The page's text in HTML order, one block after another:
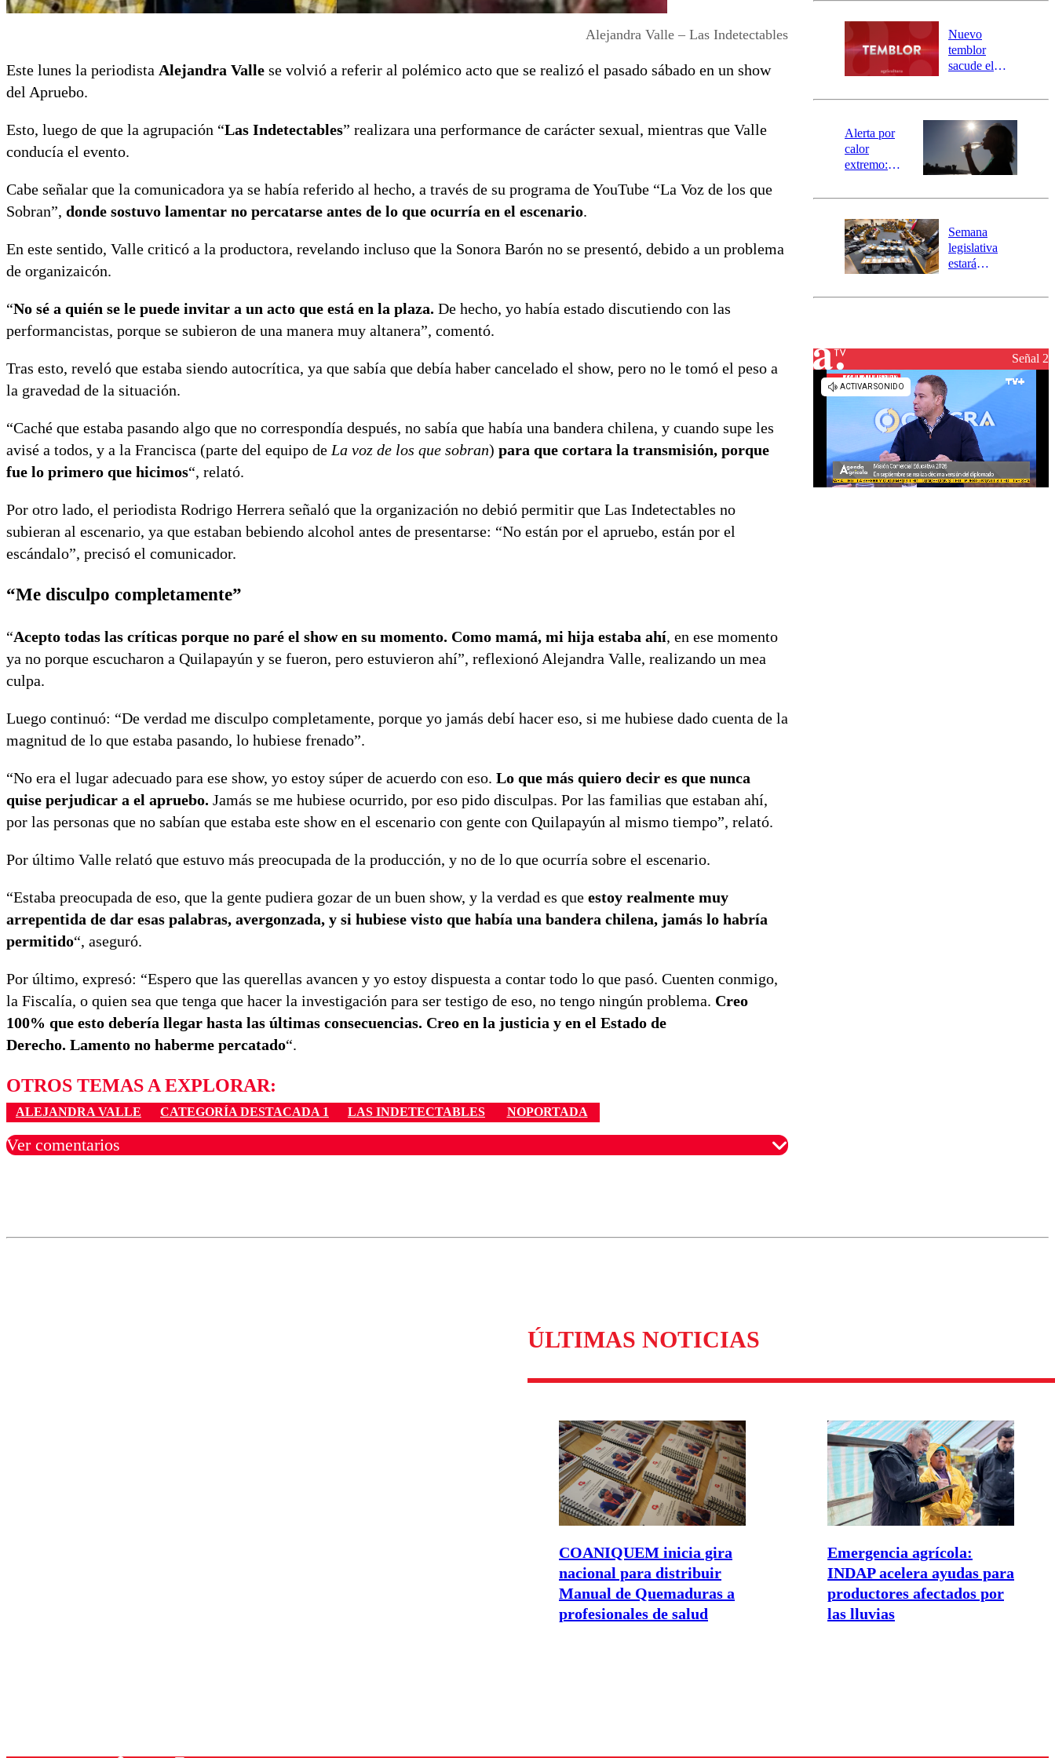
Alejandra Valle – Las Indetectables
Este lunes la periodista Alejandra Valle se volvió a referir al polémico acto que se realizó el pasado sábado en un show
del Apruebo.
Esto, luego de que la agrupación “Las Indetectables” realizara una performance de carácter sexual, mientras que Valle
conducía el evento.
Cabe señalar que la comunicadora ya se había referido al hecho, a través de su programa de YouTube “La Voz de los que
Sobran”, donde sostuvo lamentar no percatarse antes de lo que ocurría en el escenario.
En este sentido, Valle criticó a la productora, revelando incluso que la Sonora Barón no se presentó, debido a un problema
de organizaicón.
“No sé a quién se le puede invitar a un acto que está en la plaza. De hecho, yo había estado discutiendo con las
performancistas, porque se subieron de una manera muy altanera”, comentó.
Tras esto, reveló que estaba siendo autocrítica, ya que sabía que debía haber cancelado el show, pero no le tomó el peso a
la gravedad de la situación.
“Caché que estaba pasando algo que no correspondía después, no sabía que había una bandera chilena, y cuando supe les
avisé a todos, y a la Francisca (parte del equipo deLa voz de los que sobran) para que cortara la transmisión, porque
fue lo primero que hicimos“, relató.
Por otro lado, el periodista Rodrigo Herrera señaló que la organización no debió permitir que Las Indetectables no
subieran al escenario, ya que estaban bebiendo alcohol antes de presentarse: “No están por el apruebo, están por el
escándalo”, precisó el comunicador.
“Me disculpo completamente”
“Acepto todas las críticas porque no paré el show en su momento. Como mamá, mi hija estaba ahí, en ese momento
ya no porque escucharon a Quilapayún y se fueron, pero estuvieron ahí”, reflexionó Alejandra Valle, realizando un mea
culpa.
Luego continuó: “De verdad me disculpo completamente, porque yo jamás debí hacer eso, si me hubiese dado cuenta de la
magnitud de lo que estaba pasando, lo hubiese frenado”.
“No era el lugar adecuado para ese show, yo estoy súper de acuerdo con eso. Lo que más quiero decir es que nunca
quise perjudicar a el apruebo. Jamás se me hubiese ocurrido, por eso pido disculpas. Por las familias que estaban ahí,
por las personas que no sabían que estaba este show en el escenario con gente con Quilapayún al mismo tiempo”, relató.
Por último Valle relató que estuvo más preocupada de la producción, y no de lo que ocurría sobre el escenario.
“Estaba preocupada de eso, que la gente pudiera gozar de un buen show, y la verdad es que estoy realmente muy
arrepentida de dar esas palabras, avergonzada, y si hubiese visto que había una bandera chilena, jamás lo habría
permitido“, aseguró.
Por último, expresó: “Espero que las querellas avancen y yo estoy dispuesta a contar todo lo que pasó. Cuenten conmigo,
la Fiscalía, o quien sea que tenga que hacer la investigación para ser testigo de eso, no tengo ningún problema. Creo
100% que esto debería llegar hasta las últimas consecuencias. Creo en la justicia y en el Estado de
Derecho. Lamento no haberme percatado“.
OTROS TEMAS A EXPLORAR:
ALEJANDRA VALLE CATEGORÍA DESTACADA 1 LAS INDETECTABLES NOPORTADA
Ver comentarios
río Damas:
activa
mensajería
SAE
Nuevo
temblor
sacude el
revisa la
epicentro
Alerta por
calor
extremo:
activa Alerta
Preventiva en
tres comunas
Semana
legislativa
estará
el fin de la
reconstrucciónSeñal 2
ÚLTIMAS NOTICIAS
COANIQUEM inicia gira
nacional para distribuir
Manual de Quemaduras a
profesionales de salud
Emergencia agrícola:
INDAP acelera ayudas para
productores afectados por
las lluvias